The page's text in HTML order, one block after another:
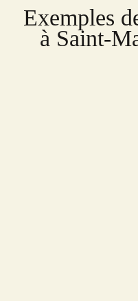
Exemples
à Saint-